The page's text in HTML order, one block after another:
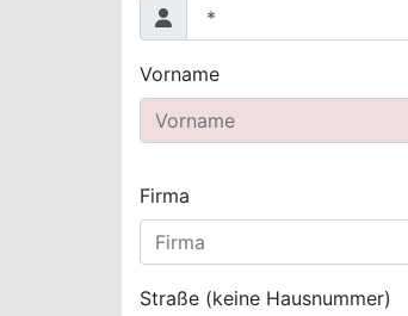
Vorname
Firma
Straße (keine Hausnummer)